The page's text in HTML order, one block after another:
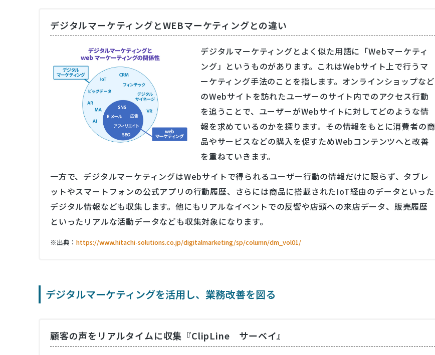
デジタルマーケティングとWEBマーケティングとの違い
デジタルマーケティングとよく似た用語に「Webマーケティ
ング」というものがあります。これはWebサイト上で行うマ
ーケティング手法のことを指します。オンラインショップなど
のWebサイトを訪れたユーザーのサイト内でのアクセス行動
を追うことで、ユーザーがWebサイトに対してどのような情
報を求めているのかを探ります。その情報をもとに消費者の商
品やサービスなどの購入を促すためWebコンテンツへと改善
を重ねていきます。
一方で、デジタルマーケティングはWebサイトで得られるユーザー行動の情報だけに限らず、タブレ
ットやスマートフォンの公式アプリの行動履歴、さらには商品に搭載されたIoT経由のデータといった
デジタル情報なども収集します。他にもリアルなイベントでの反響や店頭への来店データ、販売履歴
といったリアルな活動データなども収集対象になります。
※出典： https://www.hitachi-solutions.co.jp/digitalmarketing/sp/column/dm_vol01/
デジタルマーケティングを活用し、業務改善を図る
顧客の声をリアルタイムに収集『ClipLine サーベイ』